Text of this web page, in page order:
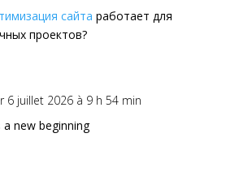
сайта работает для
проектов?
6 juillet 2026 à 9 h 54 min
a new beginning